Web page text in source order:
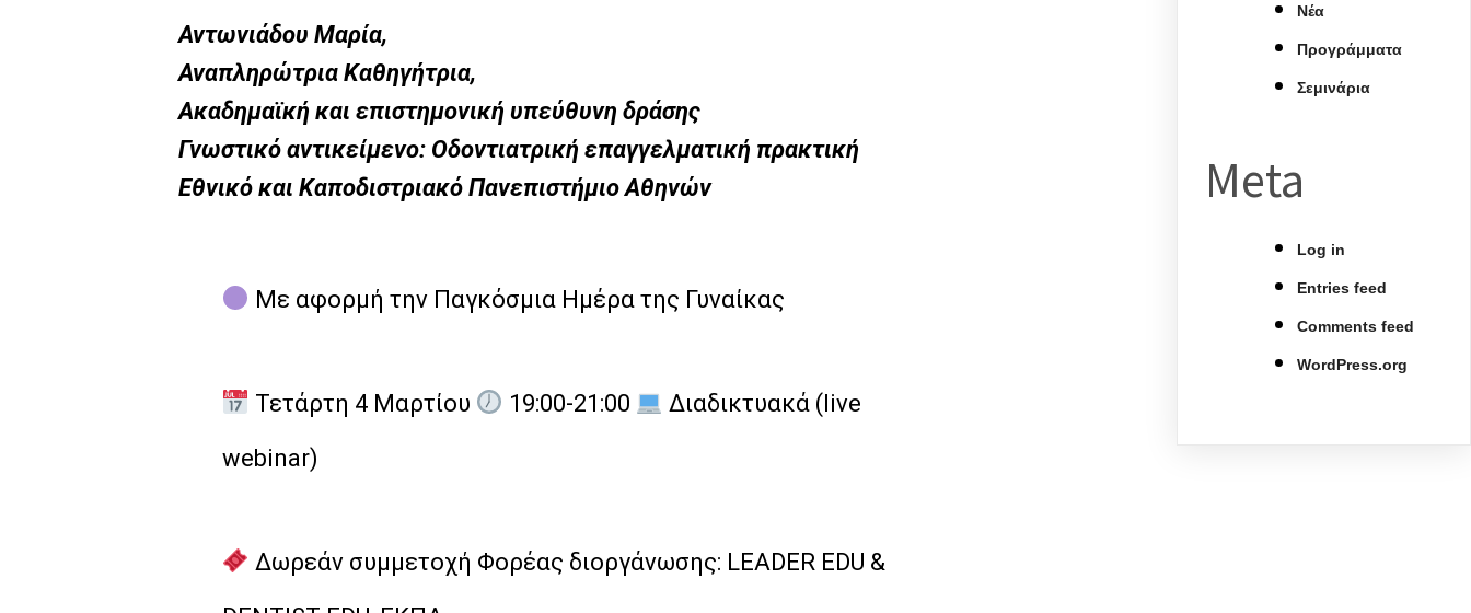
Αντωνιάδου Μαρία,
Αναπληρώτρια Καθηγήτρια,
Ακαδημαϊκή και επιστημονική υπεύθυνη δράσης
Γνωστικό αντικείμενο: Οδοντιατρική επαγγελματική πρακτική
Εθνικό και Καποδιστριακό Πανεπιστήμιο Αθηνών
Με αφορμή την Παγκόσμια Ημέρα της Γυναίκας
Τετάρτη 4 Μαρτίου 19:00-21:00
Διαδικτυακά (live
webinar)
Δωρεάν συμμετοχή Φορέας διοργάνωσης: LEADER EDU &
Νέα
Προγράμματα
Σεμινάρια
Meta
Log in
Entries feed
Comments feed
WordPress.org